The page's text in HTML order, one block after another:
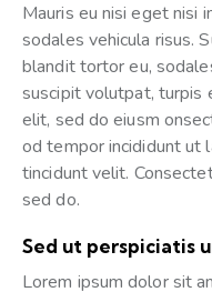
Mauris eu nisi eget nisi
sodales vehicula risus.
blandit tortor eu,
suscipit volutpat, turpis
elit, sed do eiusm
od tempor incididunt ut
tincidunt velit.
sed do.
Sed ut perspiciatis
Lorem ipsum dolor sit